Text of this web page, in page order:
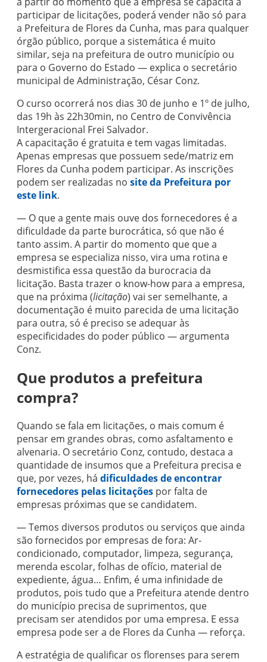
participar de licitações, poderá vender não só para
a Prefeitura de Flores da Cunha, mas para qualquer
órgão público, porquea sistemática é muito
similar, seja na prefeitura de outro município ou
para o Governo do Estado — explica o secretário
municipal de Administração, César Conz.
O curso ocorrerá nos dias 30 de junho e 1º de julho,
das 19h às 22h30min, no Centro de Convivência
Intergeracional Frei Salvador.
A capacitação é gratuita e tem vagas limitadas.
Apenas empresas que possuem sede/matriz em
Flores da Cunha podem participar. As inscrições
podem ser realizadas no site da Prefeitura por
este link.
— O que a gente mais ouve dos fornecedores é a
dificuldade da parte burocrática, só que não é
tanto assim. A partir do momento que que a
empresa se especializa nisso, vira uma rotina e
desmistifica essa questão da burocracia da
licitação. Basta trazer o know-how para a empresa,
que na próxima (licitação) vai ser semelhante, a
documentação é muito parecida de uma licitação
para outra, só é preciso se adequar às
especificidades do poder público — argumenta
Conz.
Que produtos a prefeitura
compra?
Quando se fala em licitações, o mais comum é
pensar em grandes obras, como asfaltamento e
alvenaria. O secretário Conz, contudo, destaca a
quantidade de insumos que a Prefeitura precisa e
que, por vezes, há dificuldades de encontrar
fornecedores pelas licitações por falta de
empresas próximas que se candidatem.
— Temos diversos produtos ou serviços que ainda
são fornecidos por empresas de fora: Ar-
condicionado, computador, limpeza, segurança,
merenda escolar, folhas de ofício, material de
expediente, água… Enfim, é uma infinidade de
produtos, pois tudo que a Prefeitura atende dentro
do município precisa de suprimentos, que
precisam ser atendidos por uma empresa. E essa
empresa pode ser a de Flores da Cunha — reforça.
A estratégia de qualificar os florenses para serem